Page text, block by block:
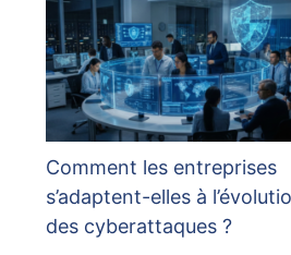
Comment les entreprises
s’adaptent-elles à
des cyberattaques ?